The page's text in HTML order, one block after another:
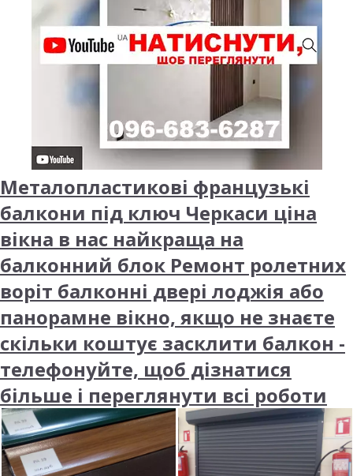
Металопластикові французькі
балкони під ключ Черкаси ціна
вікна в нас найкраща на
балконний блок Ремонт ролетних
воріт балконні двері лоджія або
панорамне вікно, якщо не знаєте
скільки коштує засклити балкон -
телефонуйте, щоб дізнатися
більше і переглянути всі роботи